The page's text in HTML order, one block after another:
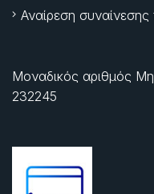
Αναίρεση
Μοναδικός αριθμός
232245